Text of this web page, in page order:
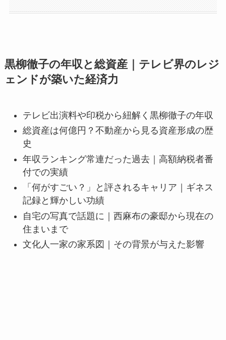
黒柳徹子の年収と総資産｜テレビ界のレジ
ェンドが築いた経済力
テレビ出演料や印税から紐解く黒柳徹子の年収
総資産は何億円？不動産から見る資産形成の歴
史
年収ランキング常連だった過去｜高額納税者番
付での実績
「何がすごい？」と評されるキャリア｜ギネス
記録と輝かしい功績
自宅の写真で話題に｜西麻布の豪邸から現在の
住まいまで
文化人一家の家系図｜その背景が与えた影響